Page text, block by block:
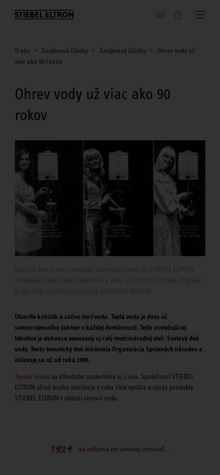
O nás
O nás Zaujímavé články Zaujímavé články
Ohrev vody už
viac ako 90 rokov
Ohrev vody už viac ako 90
rokov
Otvoríte kohútik a začne tiecť voda. Teplá voda je dnes už
samozrejmosťou takmer v každej domácnosti. Tejto osviežujúcej
tekutine je dokonca venovaný aj celý medzinárodný deň: Svetový deň
vody. Tento tematický deň iniciovala Organizácia Spojených národov a
oslavuje sa už od roku 1993.
Teplou vodou sa dlhodobo zaoberáme aj u nás. Spoločnosť STIEBEL
ELTRON už od svojho založenia v roku 1924 vyrába a vyvíja produkty
STIEBEL ELTRON v oblasti ohrevu vody.